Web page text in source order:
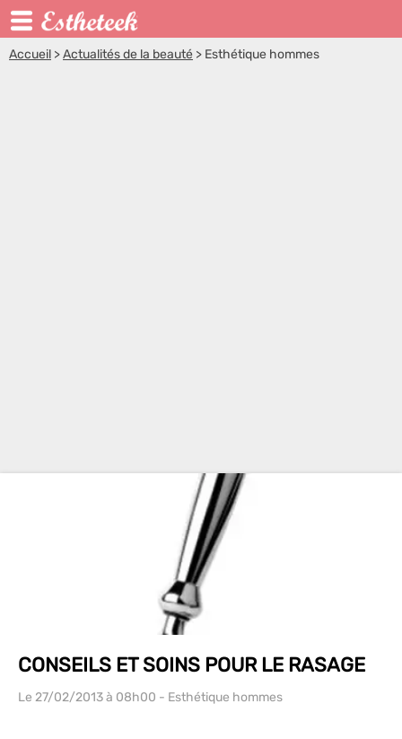
Accueil >Actualités de la beauté > Esthétique hommes
CONSEILS ET SOINS POUR LE RASAGE
Le 27/02/2013à 08h00 - Esthétique hommes